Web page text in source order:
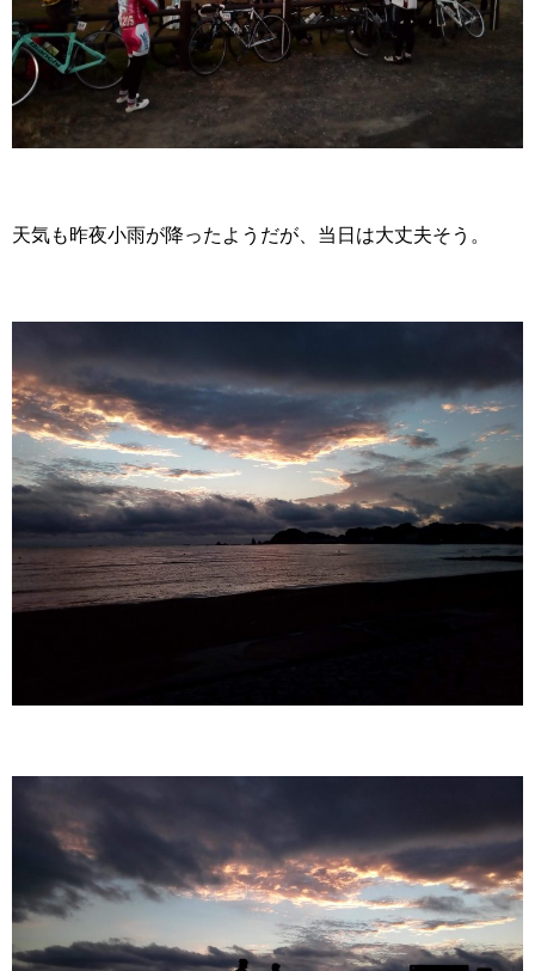
天気も昨夜小雨が降ったようだが、当日は大丈夫そう。